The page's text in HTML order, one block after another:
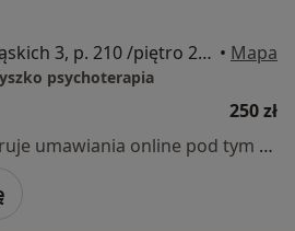
ul. Powstańców Śląskich 3, p. 210 /piętro 2, Rybnik • Mapa
psychoterapia
250 zł
Specjalista nie oferuje umawiania online pod tym adresem.